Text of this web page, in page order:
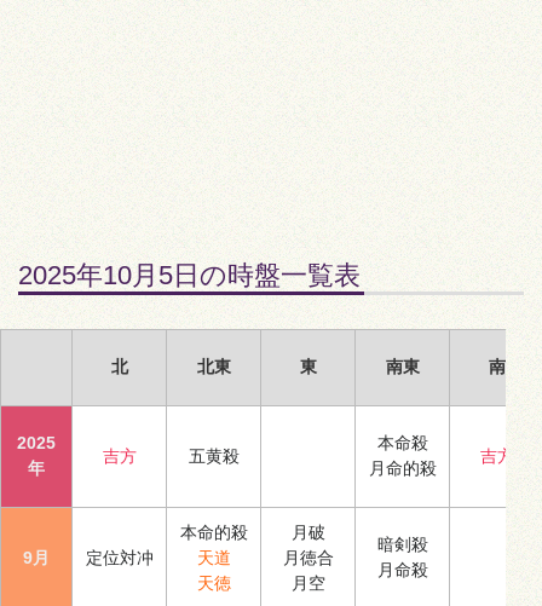
2025年10月5日の時盤一覧表
北 北東 東 南東 南
2025
年
吉方 五黄殺
本命殺
月命的殺
吉方
9月 定位対冲
本命的殺
天道
天徳
月破
月徳合
月空
暗剣殺
月命殺